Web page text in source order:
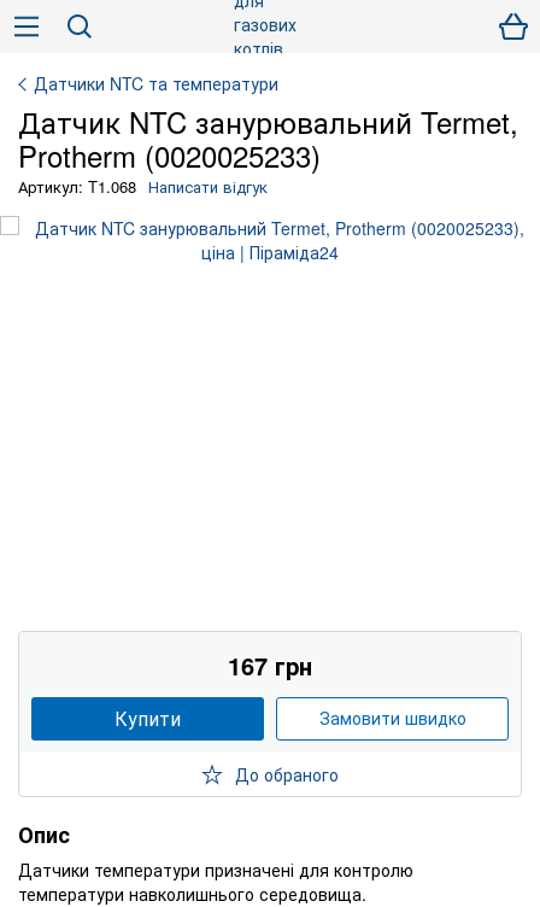
Датчики NTC та температури
Датчик NTC занурювальний Termet,
Protherm (0020025233)
Артикул: T1.068 Написати відгук
167 грн
Купити Замовити швидко
До обраного
Опис
Датчики температури призначені для контролю
температури навколишнього середовища.